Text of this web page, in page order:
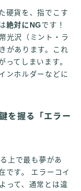
硬貨を、指でこす
絶対にNGです！
光沢（ミント・ラ
があります。これ
ってしまいます。
ンホルダーなどに
を握る「エラー
上で最も夢があ
です。 エラーコイ
って、通常とは違